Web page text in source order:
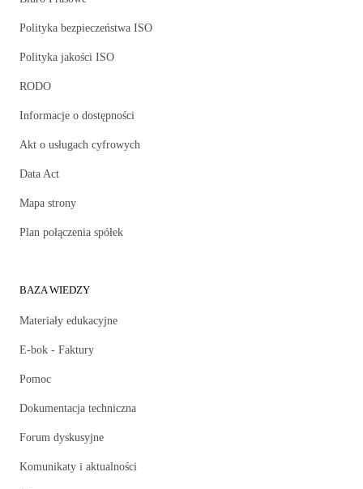
Polityka bezpieczeństwa ISO
Polityka jakości ISO
RODO
Informacje o dostępności
Akt o usługach cyfrowych
Data Act
Mapa strony
Plan połączenia spółek
BAZA WIEDZY
Materiały edukacyjne
E-bok - Faktury
Pomoc
Dokumentacja techniczna
Forum dyskusyjne
Komunikaty i aktualności